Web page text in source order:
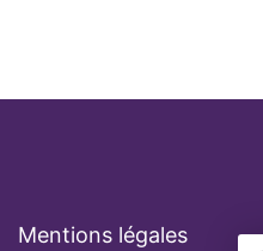
Mentions légales